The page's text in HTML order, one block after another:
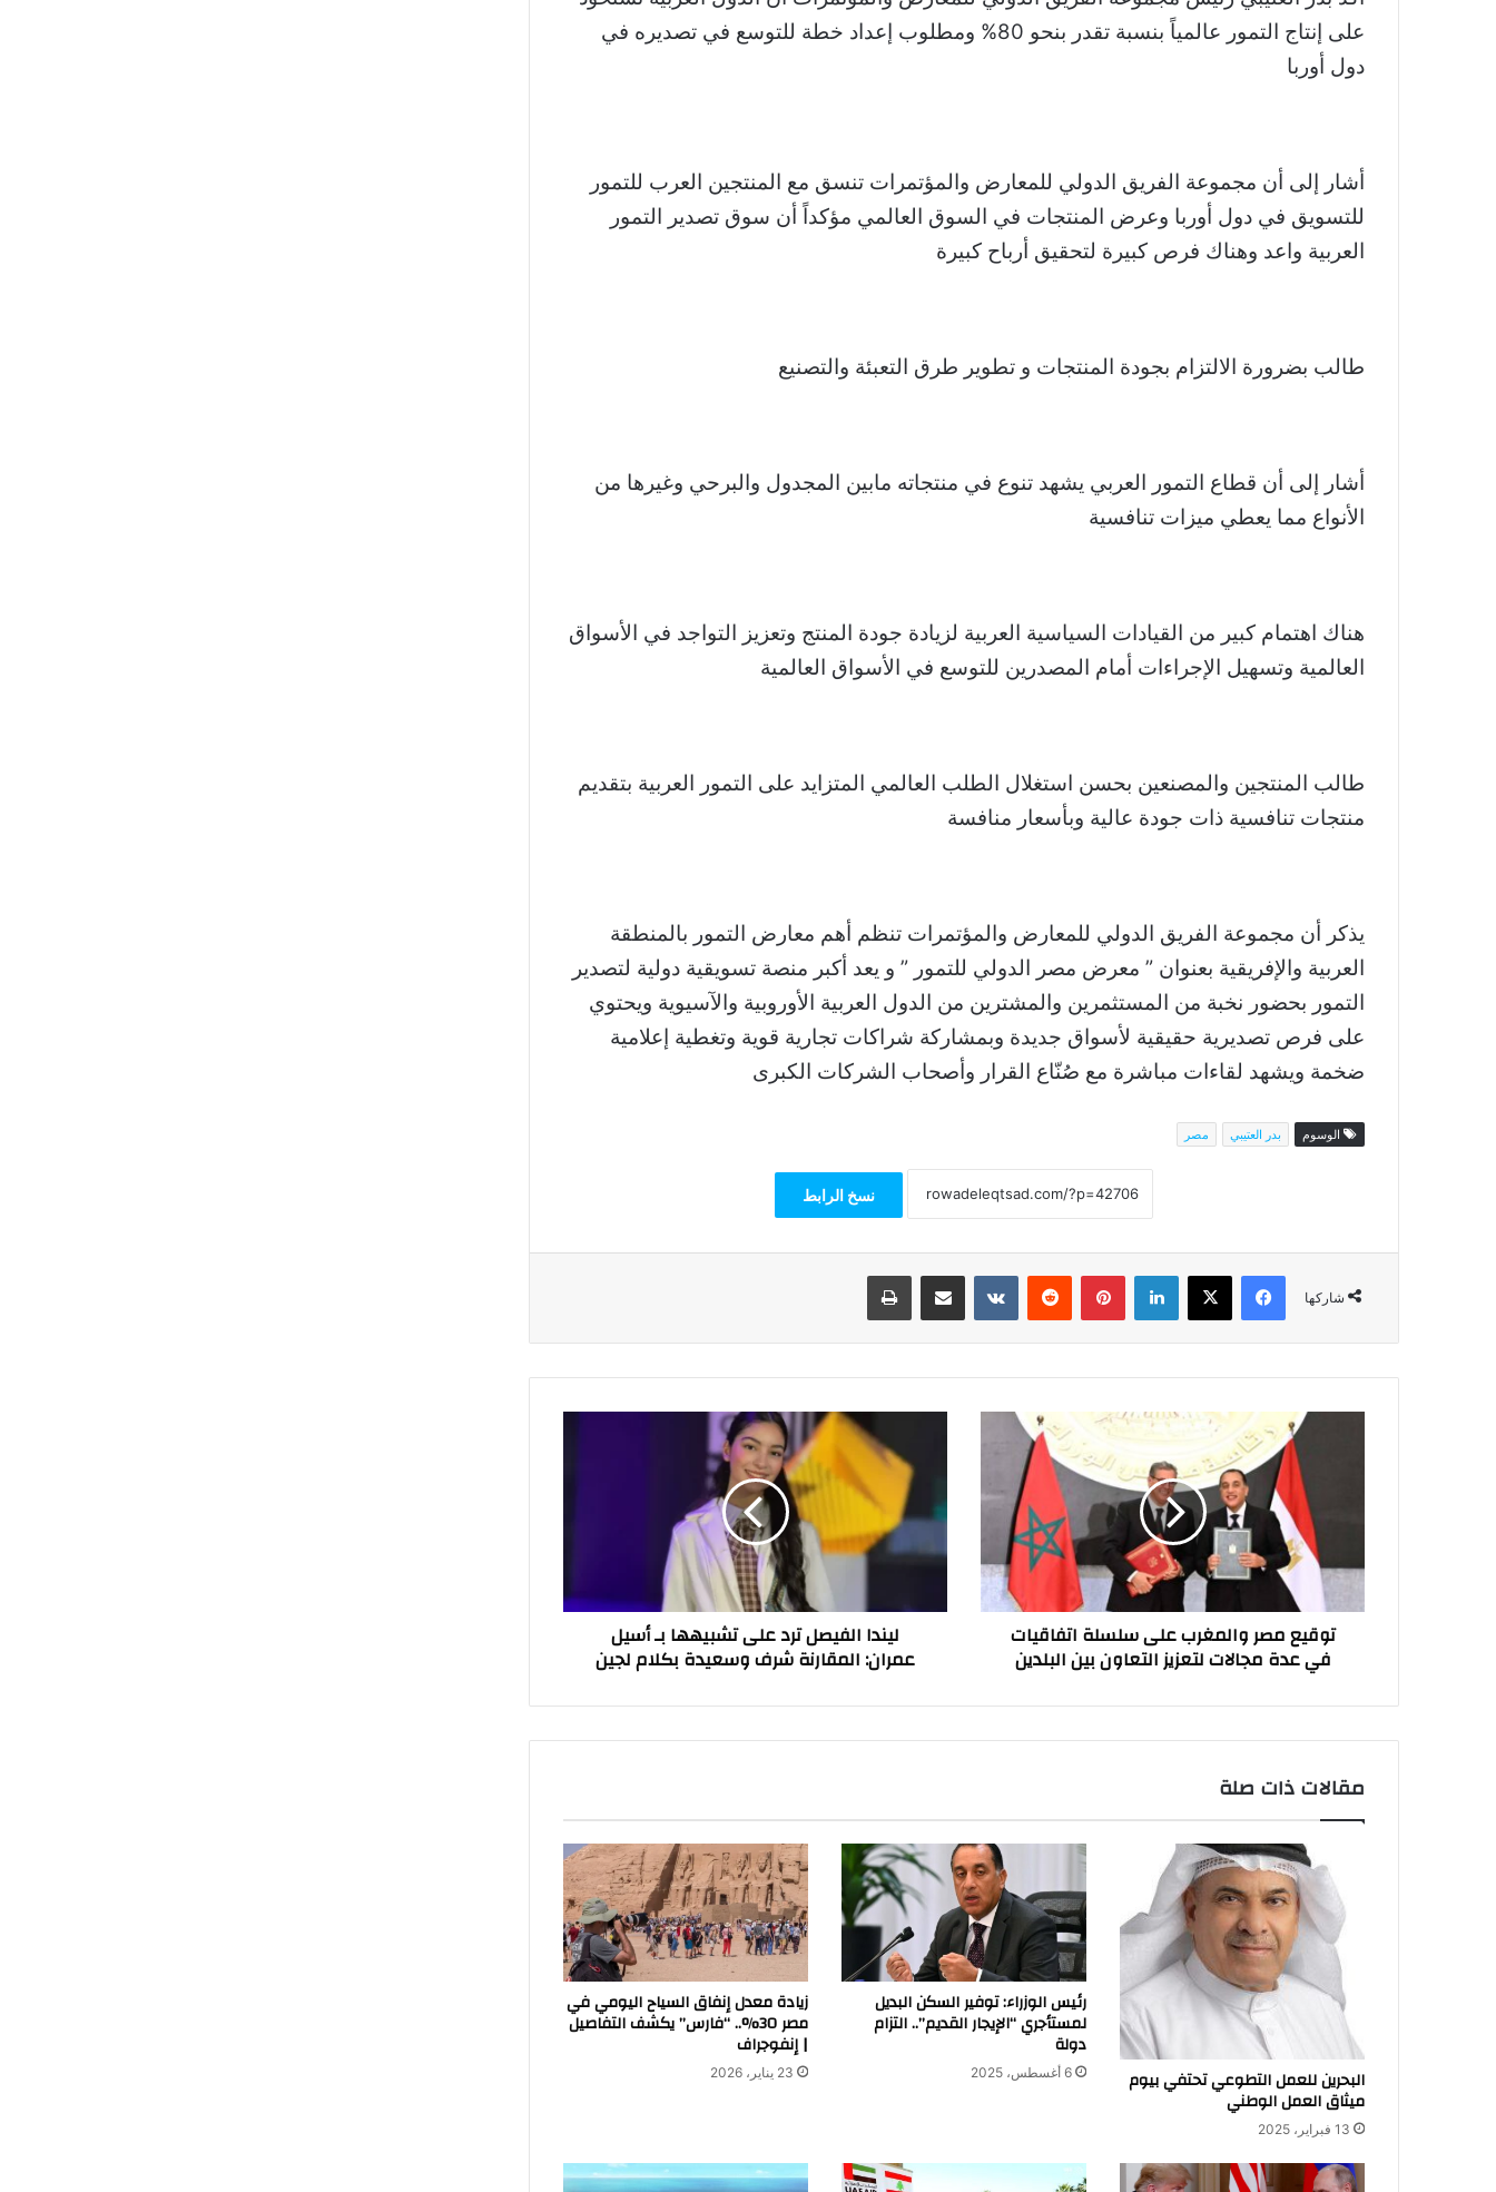
على إنتاج التمور عالمياً بنسبة تقدر بنحو 80% ومطلوب إعداد خطة للتوسع في تصديره في
دول أوربا
أشار إلى أن مجموعة الفريق الدولي للمعارض والمؤتمرات تنسق مع المنتجين العرب للتمور
للتسويق في دول أوربا وعرض المنتجات في السوق العالمي مؤكداً أن سوق تصدير التمور
العربية واعد وهناك فرص كبيرة لتحقيق أرباح كبيرة
طالب بضرورة الالتزام بجودة المنتجات و تطوير طرق التعبئة والتصنيع
أشار إلى أن قطاع التمور العربي يشهد تنوع في منتجاته مابين المجدول والبرحي وغيرها من
الأنواع مما يعطي ميزات تنافسية
هناك اهتمام كبير من القيادات السياسية العربية لزيادة جودة المنتج وتعزيز التواجد في الأسواق
العالمية وتسهيل الإجراءات أمام المصدرين للتوسع في الأسواق العالمية
طالب المنتجين والمصنعين بحسن استغلال الطلب العالمي المتزايد على التمور العربية بتقديم
منتجات تنافسية ذات جودة عالية وبأسعار منافسة
يذكر أن مجموعة الفريق الدولي للمعارض والمؤتمرات تنظم أهم معارض التمور بالمنطقة
العربية والإفريقية بعنوان ” معرض مصر الدولي للتمور ” و يعد أكبر منصة تسويقية دولية لتصدير
التمور بحضور نخبة من المستثمرين والمشترين من الدول العربية الأوروبية والآسيوية ويحتوي
على فرص تصديرية حقيقية لأسواق جديدة وبمشاركة شراكات تجارية قوية وتغطية إعلامية
ضخمة ويشهد لقاءات مباشرة مع صُنّاع القرار وأصحاب الشركات الكبرى
الوسوم بدر العتيبي مصر
نسخ الرابط
شاركها
فيسبوك‫X لينكدإن بينتيريست مشاركة عبر البريد طباعة
اتفاقيات
مجالات
لتعزيز
التعاون
البلدين
توقيع مصر والمغرب على سلسلة اتفاقيات
في عدة مجالات لتعزيز التعاون بين البلدين
تشبيهها
أسيل
المقارنة
وسعيدة
لجين
ليندا الفيصل ترد على تشبيهها بـ أسيل
عمران: المقارنة شرف وسعيدة بكلام لجين
مقالات ذات صلة
البحرين للعمل التطوعي تحتفي بيوم
ميثاق العمل الوطني
13 فبراير، 2025
رئيس الوزراء: توفير السكن البديل
لمستأجري “الإيجار القديم”.. التزام
دولة
6 أغسطس، 2025
زيادة معدل إنفاق السياح اليومي في
مصر 30%.. “فارس” يكشف التفاصيل
| إنفوجراف
23 يناير، 2026